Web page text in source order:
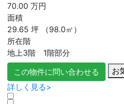
70.00 万円
面積
29.65 坪 （98.0㎡）
所在階
地上3階 1階部分
この物件に問い合わせる
お
詳しく見る>